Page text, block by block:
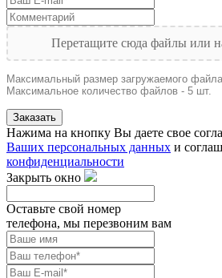
Перетащите сюда файлы или
Максимальный размер загружаемого
Максимальное количество файлов - 5 шт.
Заказать
Нажима на кнопку Вы даете свое
Ваших персональных данных и
конфиденциальности
Закрыть окно
Оставьте свой номер
телефона, мы перезвоним вам